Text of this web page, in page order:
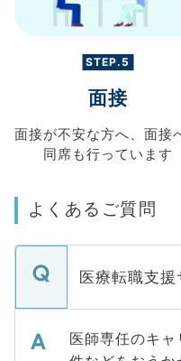
STEP.5
面接
面接が不安な方へ、 面接
同席も行っています
よくあるご質問
医療転職支援
医師専任のキ